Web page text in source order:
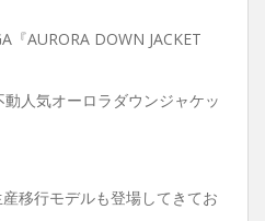
『AURORA DOWN JACKET
動人気オーロラダウンジャケッ
移行モデルも登場してきてお